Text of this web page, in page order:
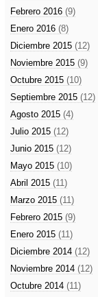
Febrero 2016 (9)
Enero 2016 (8)
Diciembre 2015 (12)
Noviembre 2015 (9)
Octubre 2015 (10)
Septiembre 2015 (12)
Agosto 2015 (4)
Julio 2015 (12)
Junio 2015 (12)
Mayo 2015 (10)
Abril 2015 (11)
Marzo 2015 (11)
Febrero 2015 (9)
Enero 2015 (11)
Diciembre 2014 (12)
Noviembre 2014 (12)
Octubre 2014 (11)